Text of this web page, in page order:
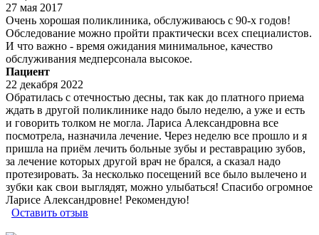
27 мая 2017
Очень хорошая поликлиника, обслуживаюсь с 90-х годов!
Обследование можно пройти практически всех специалистов.
И что важно - время ожидания минимальное, качество
обслуживания медперсонала высокое.
Пациент
22 декабря 2022
Обратилась с отечностью десны, так как до платного приема
ждать в другой поликлинике надо было неделю, а уже и есть
и говорить толком не могла. Лариса Александровна все
посмотрела, назначила лечение. Через неделю все прошло и я
пришла на приём лечить больные зубы и реставрацию зубов,
за лечение которых другой врач не брался, а сказал надо
протезировать. За несколько посещений все было вылечено и
зубки как свои выглядят, можно улыбаться! Спасибо огромное
Ларисе Александровне! Рекомендую!
Оставить отзыв